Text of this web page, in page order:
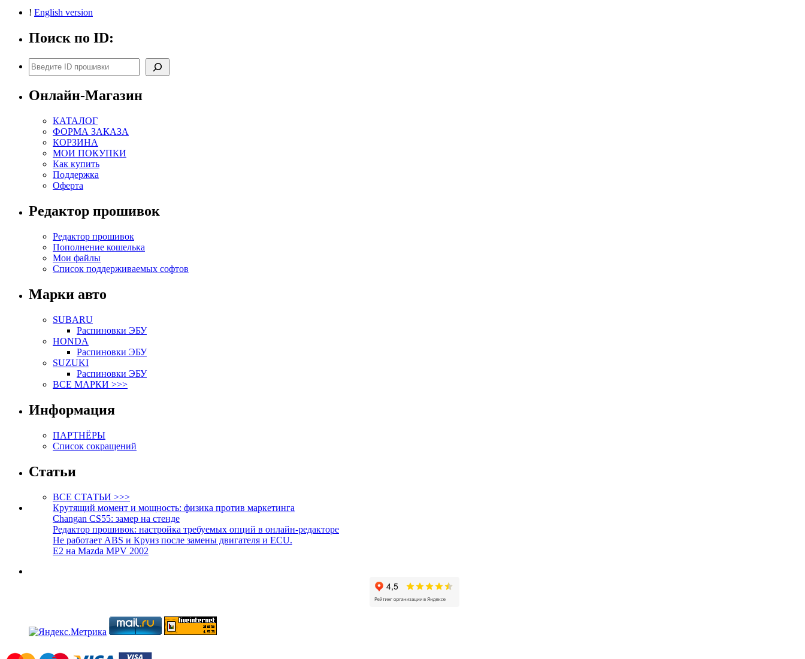
! English version
Поиск по ID:
Поиск
Онлайн-Магазин
КАТАЛОГ
ФОРМА ЗАКАЗА
КОРЗИНА
МОИ ПОКУПКИ
Как купить
Поддержка
Оферта
Редактор прошивок
Редактор прошивок
Пополнение кошелька
Мои файлы
Список поддерживаемых софтов
Марки авто
SUBARU
Распиновки ЭБУ
HONDA
Распиновки ЭБУ
SUZUKI
Распиновки ЭБУ
ВСЕ МАРКИ >>>
Информация
ПАРТНЁРЫ
Список сокращений
Статьи
ВСЕ СТАТЬИ >>>
Крутящий момент и мощность: физика против маркетинга
Changan CS55: замер на стенде
Редактор прошивок: настройка требуемых опций в онлайн-редакторе
Не работает ABS и Круиз после замены двигателя и ECU.
E2 на Mazda MPV 2002